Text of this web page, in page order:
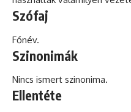
Szófaj
Főnév.
Szinonimák
Nincs ismert szinonima.
Ellentéte